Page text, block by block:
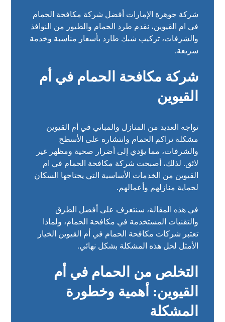
شركة جوهرة الإمارات أفضل شركة مكافحة الحمام
في ام القيوين، نقدم طرد الحمام والطيور من النوافذ
والشرفات، تركيب شبك طارد بأسعار مناسبة وخدمة
سريعة.
شركة مكافحة الحمام في أم
القيوين
تواجه العديد من المنازل والمباني في أم القيوين
مشكلة تراكم الحمام وانتشاره على الأسطح
والشرفات، مما يؤدي إلى أضرار صحية ومظهر غير
لائق. لذلك، أصبحت شركة مكافحة الحمام في ام
القيوين من الخدمات الأساسية التي يحتاجها السكان
لحماية منازلهم وأعمالهم.
في هذه المقالة، سنتعرف على أفضل الطرق
والتقنيات المستخدمة في مكافحة الحمام، ولماذا
تعتبر شركات مكافحة الحمام في أم القيوين الخيار
الأمثل لحل هذه المشكلة بشكل نهائي.
التخلص من الحمام في أم
القيوين: أهمية وخطورة
المشكلة